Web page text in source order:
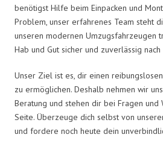
benötigst Hilfe beim Einpacken und
Problem, unser erfahrenes Team steht
unseren modernen Umzugsfahrzeugen
Hab und Gut sicher und zuverlässig nach
Unser Ziel ist es, dir einen
zu ermöglichen. Deshalb nehmen wir
Beratung und stehen dir bei Fragen und
Seite. Überzeuge dich selbst von
und fordere noch heute dein